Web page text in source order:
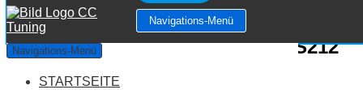
Navigations-Menü
Navigations-Menü
STARTSEITE
Mercedes Benz E Klasse W212/S212
E Klasse E350 V6 3.5